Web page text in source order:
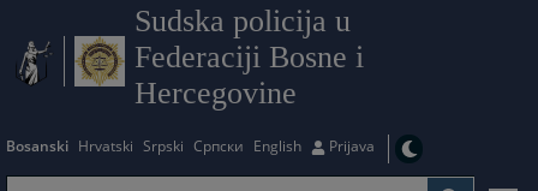
Sudska policija u
Federaciji Bosne i
Hercegovine
Bosanski Hrvatski Srpski Српски English Prijava